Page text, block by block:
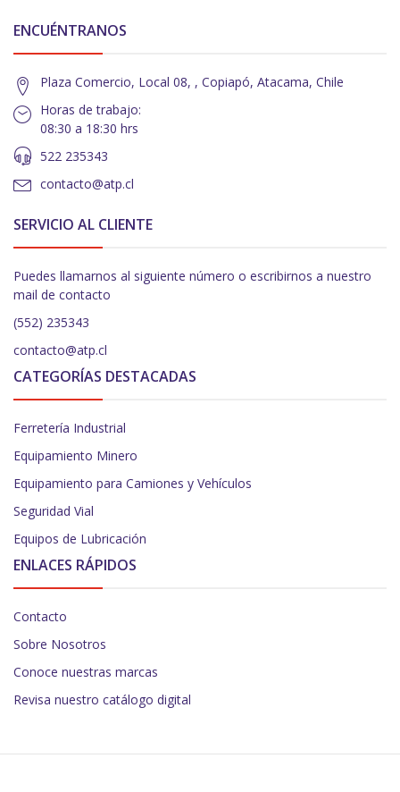
ENCUÉNTRANOS
Plaza Comercio, Local 08, , Copiapó, Atacama, Chile
Horas de trabajo:
08:30 a 18:30 hrs
522 235343
contacto@atp.cl
SERVICIO AL CLIENTE
Puedes llamarnos al siguiente número o escribirnos a nuestro
mail de contacto
(552) 235343
contacto@atp.cl
CATEGORÍAS DESTACADAS
Ferretería Industrial
Equipamiento Minero
Equipamiento para Camiones y Vehículos
Seguridad Vial
Equipos de Lubricación
ENLACES RÁPIDOS
Contacto
Sobre Nosotros
Conoce nuestras marcas
Revisa nuestro catálogo digital